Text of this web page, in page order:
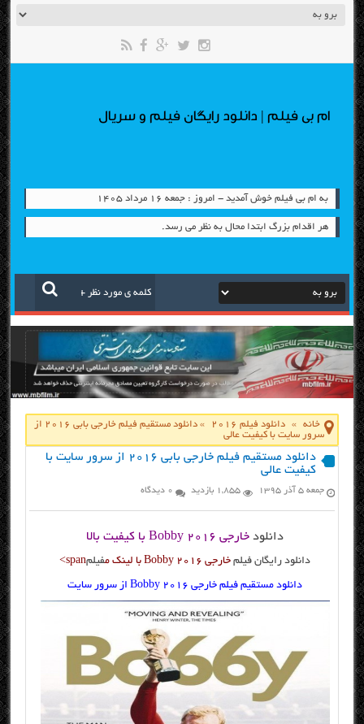
ام بی فیلم | دانلود رایگان فیلم و سریال
به ام بی فیلم خوش آمدید - امروز : جمعه ۱۶ مرداد ۱۴۰۵
هر اقدام بزرگ ابتدا محال به نظر می رسد.
خانه » دانلود فیلم 2016 »
دانلود مستقیم فیلم خارجی بابی ۲۰۱۶ از
سرور سایت با کیفیت عالی
دانلود مستقیم فیلم خارجی بابی ۲۰۱۶ از سرور سایت با
کیفیت عالی
جمعه ۵ آذر ۱۳۹۵ 1,855 بازدید 0 دیدگاه
دانلودخارجی Bobby 2016 با کیفیت بالا
دانلود رایگان فیلمخارجی Bobby ۲۰۱۶ با لینک م فیلمspan>
دانلود مستقیم فیلم خارجی Bobby 2016 از سرور سایت